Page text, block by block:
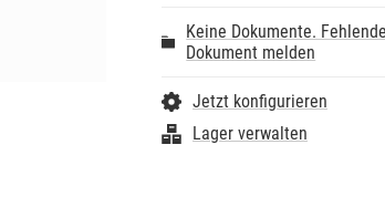
Keine Dokumente.
Dokument melden
Jetzt konfigurieren
Lager verwalten